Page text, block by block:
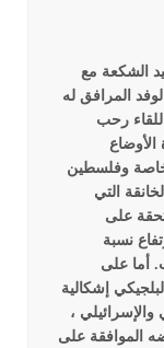
الشكعة مع
المرافق له
رحب
خاصة وفلسطين
التي
على
نسبة
أما على
إشكالية
والإسرائيلي ،
الموافقة على